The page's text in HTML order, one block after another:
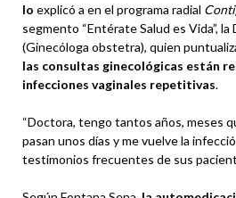
lo explicó a en el programa radial
segmento “Entérate Salud es Vida”, la
(Ginecóloga obstetra), quien
las consultas ginecológicas están
infecciones vaginales repetitivas.
“Doctora, tengo tantos años, meses
pasan unos días y me vuelve la
testimonios frecuentes de sus